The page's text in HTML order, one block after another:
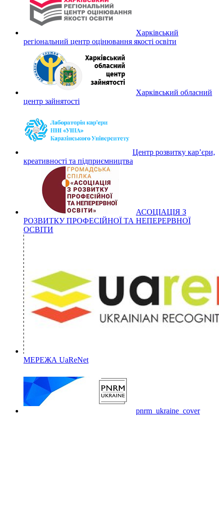
Харківський
регіональний центр оцінювання якості освіти
Харківський обласний
центр зайнятості
Центр розвитку кар’єри,
креативності та підприємництва
АСОЦІАЦІЯ З
РОЗВИТКУ ПРОФЕСІЙНОЇ ТА НЕПЕРЕРВНОЇ
ОСВІТИ
МЕРЕЖА UaReNet
pnrm_ukraine_cover